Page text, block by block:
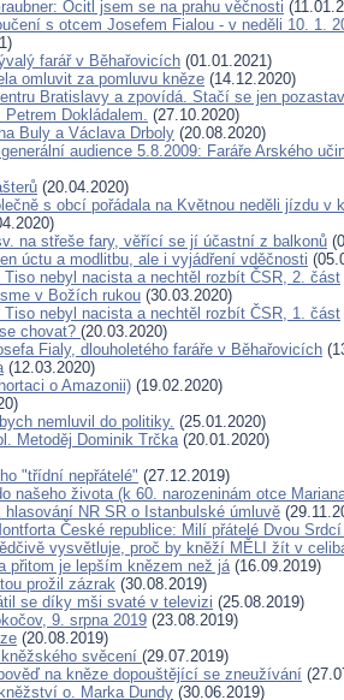
Ocitl jsem se na prahu věčnosti
s otcem Josefem Fialou - v neděli 10. 1.
farář v Běhařovicích (01.01.2021)
omluvit za pomluvu kněze (14.12.2020)
Bratislavy a zpovídá. Stačí se jen
Dokládalem. (27.10.2020)
Buly a Václava Drboly (20.08.2020)
audience 5.8.2009: Faráře Arského
(20.04.2020)
s obcí pořádala na Květnou neděli jízdu v
na střeše fary, věřící se jí účastní z balkonů
úctu a modlitbu, ale i vyjádření vděčnosti
Tiso nebyl nacista a nechtěl rozbít ČSR, 2. část
v Božích rukou (30.03.2020)
Tiso nebyl nacista a nechtěl rozbít ČSR, 1. část
chovat? (20.03.2020)
Fialy, dlouholetého faráře v Běhařovicích
(12.03.2020)
o Amazonii) (19.02.2020)
nemluvil do politiky. (25.01.2020)
Metoděj Dominik Trčka(20.01.2020)
"třídní nepřátelé" (27.12.2019)
našeho života (k 60. narozeninám otce
NR SR o Istanbulské úmluvě
České republice: Milí přátelé Dvou
vysvětluje, proč by kněží MĚLI žít v
přitom je lepším knězem než já(16.09.2019)
prožil zázrak (30.08.2019)
se díky mši svaté v televizi (25.08.2019)
9. srpna 2019 (23.08.2019)
(20.08.2019)
svěcení (29.07.2019)
na kněze dopouštějící se zneužívání
o. Marka Dundy (30.06.2019)